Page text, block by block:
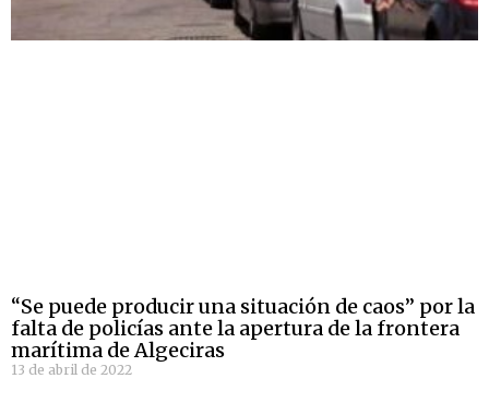
“Se puede producir una situación de caos” por la
falta de policías ante la apertura de la frontera
marítima de Algeciras
13 de abril de 2022